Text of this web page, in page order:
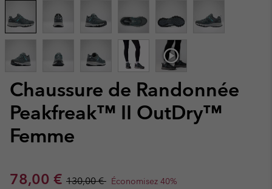
Chaussure de Randonnée
Peakfreak™ II OutDry™
Femme
Sale price:
78,00 € Regular price:
130,00 € Économisez 40%